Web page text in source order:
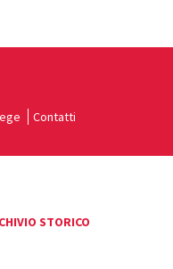
Contatti
STORICO